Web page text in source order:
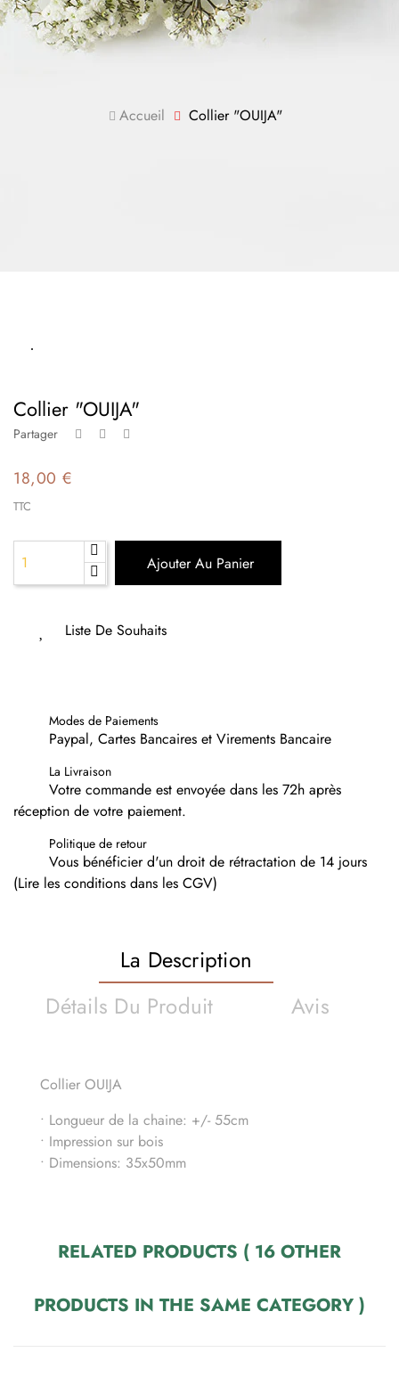
Accueil Collier "OUIJA"
Collier "OUIJA"
Partager
18,00 €
TTC
Ajouter Au Panier
Liste De Souhaits
Modes de Paiements
Paypal, Cartes Bancaires et Virements Bancaire
La Livraison
Votre commande est envoyée dans les 72h après
réception de votre paiement.
Politique de retour
Vous bénéficier d'un droit de rétractation de 14 jours
(Lire les conditions dans les CGV)
La Description
Détails Du Produit
Avis
Collier OUIJA
• Longueur de la chaine: +/- 55cm
• Impression sur bois
• Dimensions: 35x50mm
RELATED PRODUCTS ( 16 OTHER
PRODUCTS IN THE SAME CATEGORY )